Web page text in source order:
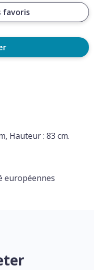
favoris
Hauteur : 83 cm.
européennes